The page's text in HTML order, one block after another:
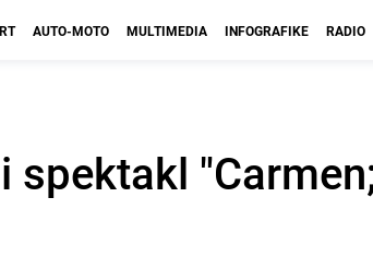
AUTO-MOTO MULTIMEDIA INFOGRAFIKE RADIO